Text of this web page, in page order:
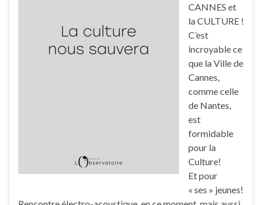
CANNES et
la CULTURE !
C’est
incroyable ce
que la Ville de
Cannes,
comme celle
de Nantes,
est
formidable
pour la
Culture!
Et pour
« ses » jeunes!